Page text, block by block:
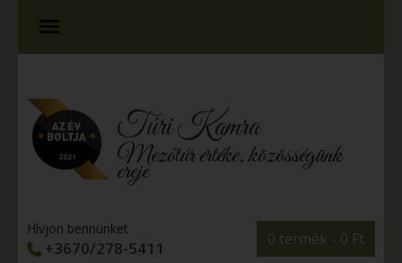
Túri Kamra
Mezőtúr értéke, közösségünk
ereje
0 termék - 0 Ft
Hívjon bennünket
+3670/278-5411